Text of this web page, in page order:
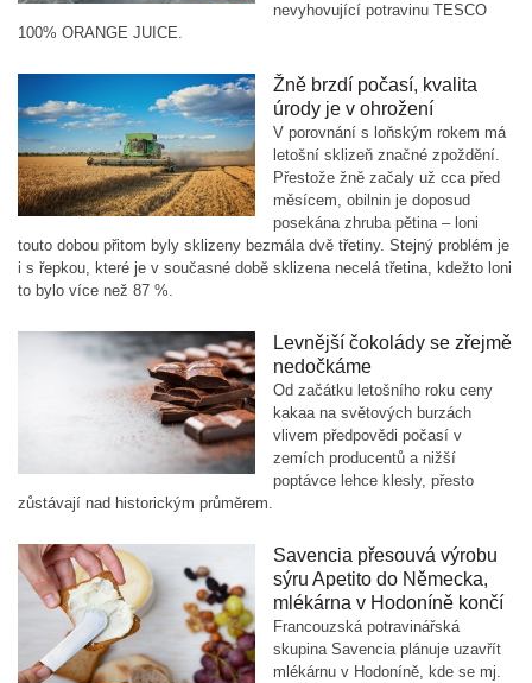
nevyhovující potravinu TESCO
100% ORANGE JUICE.
Žně brzdí počasí, kvalita
úrody je v ohrožení
V porovnání s loňským rokem má
letošní sklizeň značné zpoždění.
Přestože žně začaly už cca před
měsícem, obilnin je doposud
posekána zhruba pětina – loni
touto dobou přitom byly sklizeny bezmála dvě třetiny. Stejný problém je
i s řepkou, které je v současné době sklizena necelá třetina, kdežto loni
to bylo více než 87 %.
Levnější čokolády se zřejmě
nedočkáme
Od začátku letošního roku ceny
kakaa na světových burzách
vlivem předpovědi počasí v
zemích producentů a nižší
poptávce lehce klesly, přesto
zůstávají nad historickým průměrem.
Savencia přesouvá výrobu
sýru Apetito do Německa,
mlékárna v Hodoníně končí
Francouzská potravinářská
skupina Savencia plánuje uzavřít
mlékárnu v Hodoníně, kde se mj.